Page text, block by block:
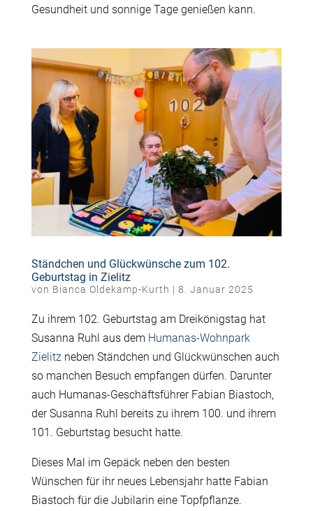
Gesundheit und sonnige Tage genießen kann.
Ständchen und Glückwünsche zum 102.
Geburtstag in Zielitz
von Bianca Oldekamp-Kurth | 8. Januar 2025
Zu ihrem 102. Geburtstag am Dreikönigstag hat
Susanna Ruhl aus dem Humanas-Wohnpark
Zielitzneben Ständchen und Glückwünschen auch
so manchen Besuch empfangen dürfen. Darunter
auch Humanas-Geschäftsführer Fabian Biastoch,
der Susanna Ruhl bereits zu ihrem 100. und ihrem
101. Geburtstag besucht hatte.
Dieses Mal im Gepäck neben den besten
Wünschen für ihr neues Lebensjahr hatte Fabian
Biastoch für die Jubilarin eine Topfpflanze.